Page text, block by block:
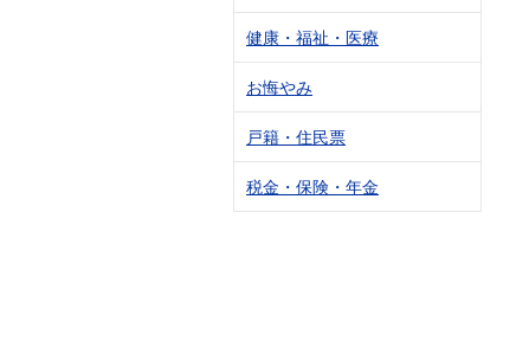
健康・福祉・医療
お悔やみ
戸籍・住民票
税金・保険・年金